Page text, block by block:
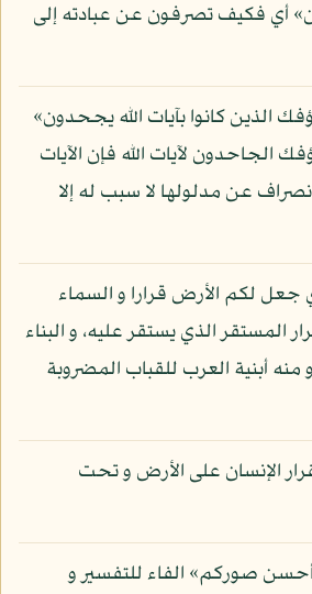
أي فكيف تصرفون عن عبادته إلى
الذين كانوا بآيات الله يجحدون»
الجاحدون لآيات الله فإن الآيات
عن مدلولها لا سبب له إلا
جعل لكم الأرض قرارا و السماء
المستقر الذي يستقر عليه، و البناء
أبنية العرب للقباب المضروبة
الإنسان على الأرض و تحت
صوركم» الفاء للتفسير و